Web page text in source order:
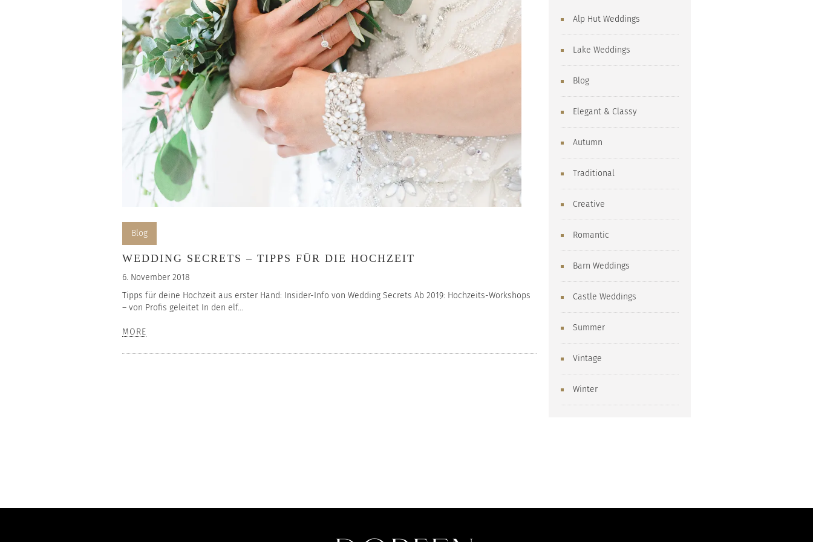
Blog
WEDDING SECRETS – TIPPS FÜR DIE HOCHZEIT
6. November 2018
Tipps für deine Hochzeit aus erster Hand: Insider-Info von Wedding Secrets Ab 2019: Hochzeits-Workshops
– von Profis geleitet In den elf...
MORE
Alp Hut Weddings
Lake Weddings
Blog
Elegant & Classy
Autumn
Traditional
Creative
Romantic
Barn Weddings
Castle Weddings
Summer
Vintage
Winter